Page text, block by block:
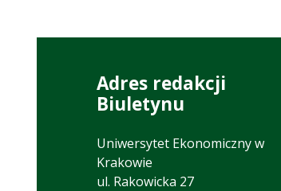
Adres redakcji
Biuletynu
Uniwersytet Ekonomiczny w
Krakowie
ul. Rakowicka 27